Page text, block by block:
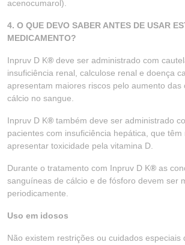
acenocumarol).
4. O QUE DEVO SABER ANTES DE USAR
MEDICAMENTO?
Inpruv D K® deve ser administrado com
insuficiência renal, calculose renal e doença
apresentam maiores riscos pelo aumento das
cálcio no sangue.
Inpruv D K® também deve ser administrado
pacientes com insuficiência hepática, que têm
apresentar toxicidade pela vitamina D.
Durante o tratamento com Inpruv D K® as
sanguíneas de cálcio e de fósforo devem ser
periodicamente.
Uso em idosos
Não existem restrições ou cuidados especiais